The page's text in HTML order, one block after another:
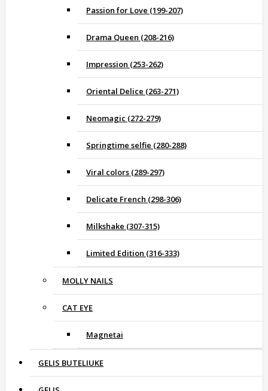
Passion for Love (199-207)
Drama Queen (208-216)
Impression (253-262)
Oriental Delice (263-271)
Neomagic (272-279)
Springtime selfie (280-288)
Viral colors (289-297)
Delicate French (298-306)
Milkshake (307-315)
Limited Edition (316-333)
MOLLY NAILS
CAT EYE
Magnetai
GELIS BUTELIUKE